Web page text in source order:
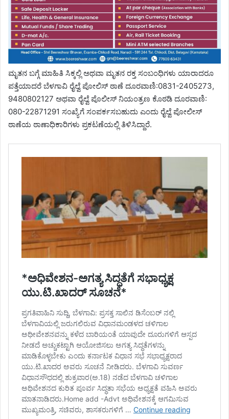
ಮೃತನ ಬಗ್ಗೆ ಮಾಹಿತಿ ಸಿಕ್ಕಲ್ಲಿ ಅಥವಾ ಮೃತನ ರಕ್ತ ಸಂಬಂಧಿಗಳು ಯಾರಾದರೂ
ಪತ್ತೆಯಾದರೆ ಬೆಳಗಾವಿ ರೈಲ್ವೆ ಪೋಲಿಸ್ ಠಾಣೆ ದೂರವಾಣಿ:0831-2405273,
9480802127 ಅಥವಾ ರೈಲ್ವೆ ಪೊಲೀಸ್ ನಿಯಂತ್ರಣ ಕೊಠಡಿ ದೂರವಾಣಿ:
080-22871291 ಸಂಖ್ಯೆಗೆ ಸಂಪರ್ಕಸಬಹುದು ಎಂದು ರೈಲ್ವೆ ಪೋಲೀಸ್
ಠಾಣೆಯ ಠಾಣಾಧಿಕಾರಿಗಳು ಪ್ರಕಟಣೆಯಲ್ಲಿ ತಿಳಿಸಿದ್ದಾರೆ.